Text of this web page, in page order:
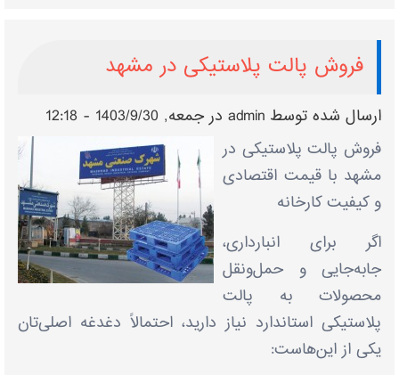
فروش پالت پلاستیکی در مشهد
ارسال شده توسطadmin در جمعه, 1403/9/30 - 12:18
فروش پالت پلاستیکی در
مشهد با قیمت اقتصادی
و کیفیت کارخانه
اگر برای انبارداری،
جابه‌جایی و حمل‌ونقل
محصولات به پالت
پلاستیکی استاندارد نیاز دارید، احتمالاً دغدغه اصلی‌تان
یکی از این‌هاست: